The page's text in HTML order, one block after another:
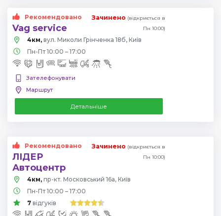
Рекомендовано
Vag service
Зачинено (відкриється в
Пн 10:00)
4км, вул. Миколи Грінченка 18б, Київ
Пн-Пт 10:00 – 17:00
Зателефонувати
Маршрут
Детальніше
Рекомендовано
ЛІДЕР
Автоцентр
Зачинено (відкриється в
Пн 10:00)
4км, пр-кт. Московський 16а, Київ
Пн-Пт 10:00 – 17:00
7 відгуків